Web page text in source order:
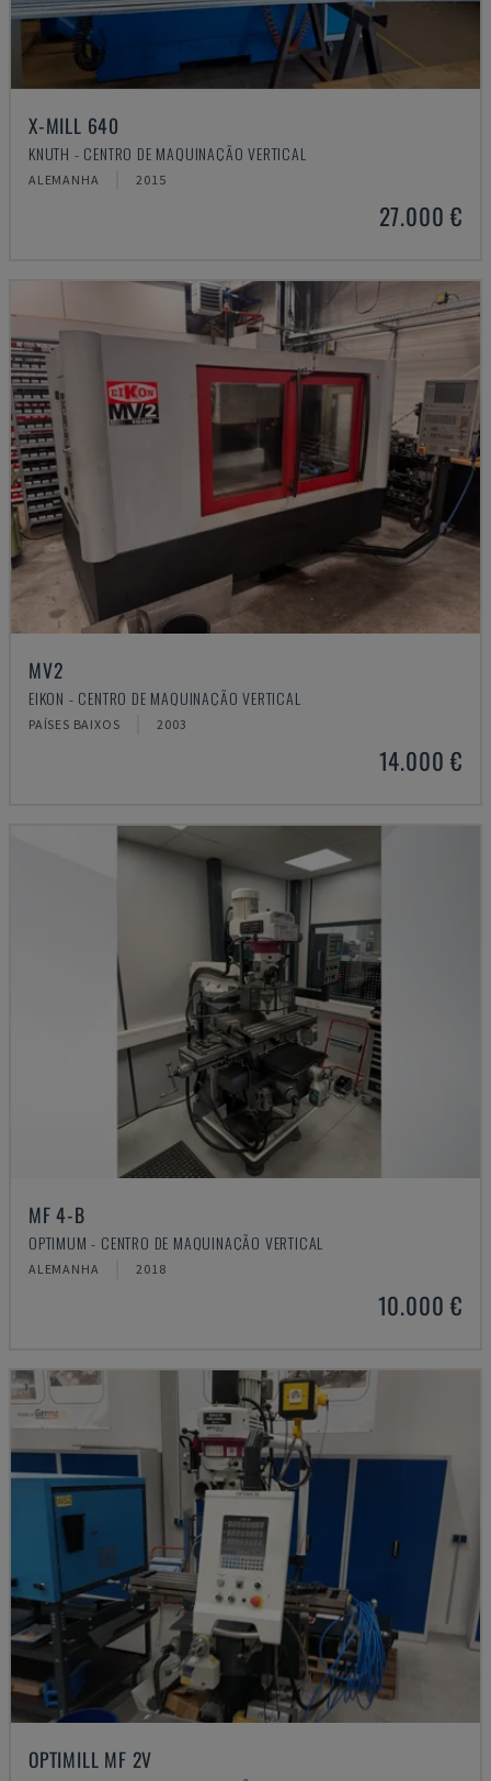
X-MILL 640
KNUTH - CENTRO DE MAQUINAÇÃO VERTICAL
ALEMANHA 2015
27.000 €
MV2
EIKON - CENTRO DE MAQUINAÇÃO VERTICAL
PAÍSES BAIXOS 2003
14.000 €
MF 4-B
OPTIMUM - CENTRO DE MAQUINAÇÃO VERTICAL
ALEMANHA 2018
10.000 €
OPTIMILL MF 2V